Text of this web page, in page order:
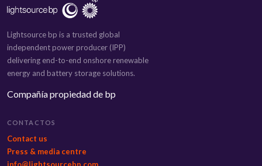
Lightsource bp is a trusted global
independent power producer (IPP)
delivering end-to-end onshore renewable
energy and battery storage solutions.
Compañía propiedad de bp
CONTACTOS
Contact us
Press & media centre